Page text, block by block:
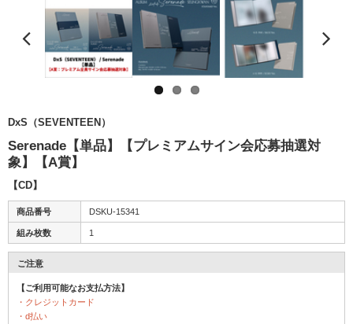
DxS（SEVENTEEN）
Serenade【単品】【プレミアムサイン会応募抽選対
象】【A賞】
【CD】
商品番号 DSKU-15341
組み枚数 1
ご注意
【ご利用可能なお支払方法】
・クレジットカード
・d払い